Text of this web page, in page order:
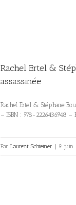
Rachel Ertel &
assassinée
Rachel Ertel & Stéphane
– ISBN : 978-2226436948
Par Laurent Schteiner | 9 juin